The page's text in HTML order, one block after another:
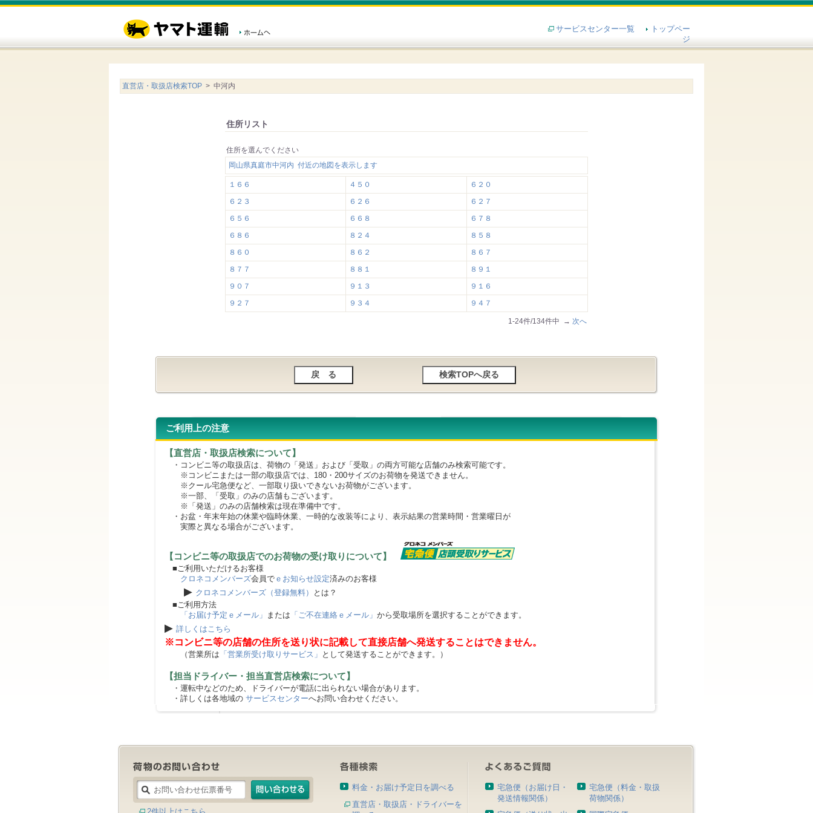
サービスセンター一覧
トップペー
ジ
直営店・取扱店検索TOP > 中河内
住所リスト
住所を選んでください
岡山県真庭市中河内 付近の地図を表示します
１６６ ４５０
６２０
６２３
６２６
６２７
６５６
６６８
６７８
６８６
８２４
８５８
８６０
８６２
８６７
８７７
８８１
８９１
９０７
９１３
９１６
９２７
９３４ ９４７
1-24件/134件中 → 次へ
ご利用上の注意
【直営店・取扱店検索について】
・コンビニ等の取扱店は、荷物の「発送」および「受取」の両方可能な店舗のみ検索可能です。
※コンビニまたは一部の取扱店では、180・200サイズのお荷物を発送できません。
※クール宅急便など、一部取り扱いできないお荷物がございます。
※一部、「受取」のみの店舗もございます。
※「発送」のみの店舗検索は現在準備中です。
・お盆・年末年始の休業や臨時休業、一時的な改装等により、表示結果の営業時間・営業曜日が
実際と異なる場合がございます。
【コンビニ等の取扱店でのお荷物の受け取りについて】
■ご利用いただけるお客様
クロネコメンバーズ会員で ｅお知らせ設定済みのお客様
▶ クロネコメンバーズ（登録無料）
とは？
■ご利用方法
「お届け予定ｅメール」 または 「ご不在連絡ｅメール」 から受取場所を選択することができます。
▶ 詳しくはこちら
※コンビニ等の店舗の住所を送り状に記載して直接店舗へ発送することはできません。
（営業所は 「営業所受け取りサービス」 として発送することができます。）
【担当ドライバー・担当直営店検索について】
・運転中などのため、ドライバーが電話に出られない場合があります。
・詳しくは各地域の サービスセンターへお問い合わせください。
料金・お届け予定日を調べる
直営店・取扱店・ドライバーを
宅急便（お届け日・
発送情報関係）
宅急便（料金・取扱
荷物関係）